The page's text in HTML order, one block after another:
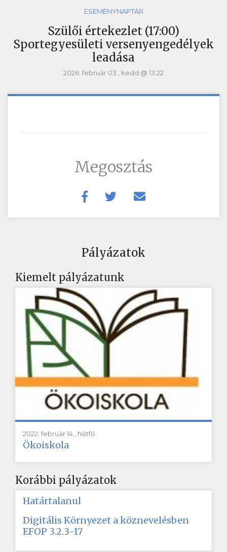
ESEMÉNYNAPTÁR
Szülői értekezlet (17:00)
Sportegyesületi versenyengedélyek
leadása
2026. február 03., kedd @ 13:22
Megosztás
Pályázatok
Korábbi pályázatok
Határtalanul
Digitális Környezet a köznevelésben
EFOP 3.2.3-17
Kiemelt pályázatunk
2022. február 14., hétfő
Ökoiskola